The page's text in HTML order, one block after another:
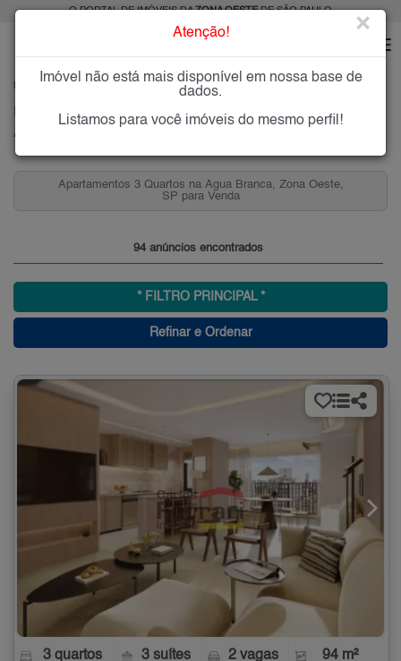
O PORTAL DE IMÓVEIS DAZONA OESTEDE SÃO PAULO
ÁGUA BRANCA
Imóveis à Venda na Água Branca, Zona Oeste, SP
Água Branca, Zona Oeste
Apartamentos 3 Quartos na Água Branca, Zona Oeste,
SP para Venda
94 anúncios encontrados
* FILTRO PRINCIPAL *
Refinar e Ordenar
3 quartos 3 suítes 2 vagas 94 m²
Atenção! ×
Imóvel não está mais disponível em nossa base de
dados.
Listamos para você imóveis do mesmo perfil!